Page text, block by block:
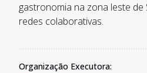
gastronomia na zona leste de
redes colaborativas.
Organização Executora: